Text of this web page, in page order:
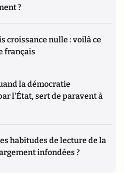
?
croissance nulle : voilà ce
français
la démocratie
l'État, sert de paravent à
habitudes de lecture de la
infondées ?